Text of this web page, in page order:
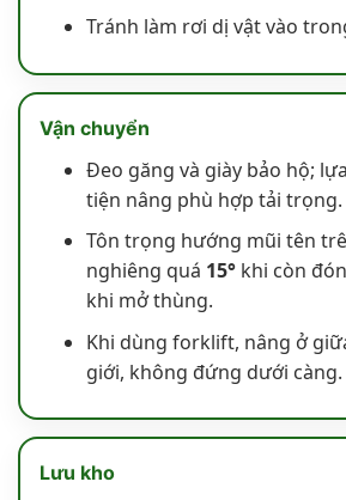
Tránh làm rơi dị vật vào
Vận chuyển
Đeo găng và giày bảo hộ;
tiện nâng phù hợp tải trọng.
Tôn trọng hướng mũi tên
nghiêng quá 15°khi còn
khi mở thùng.
Khi dùng forklift, nâng ở
giới, không đứng dưới càng.
Lưu kho